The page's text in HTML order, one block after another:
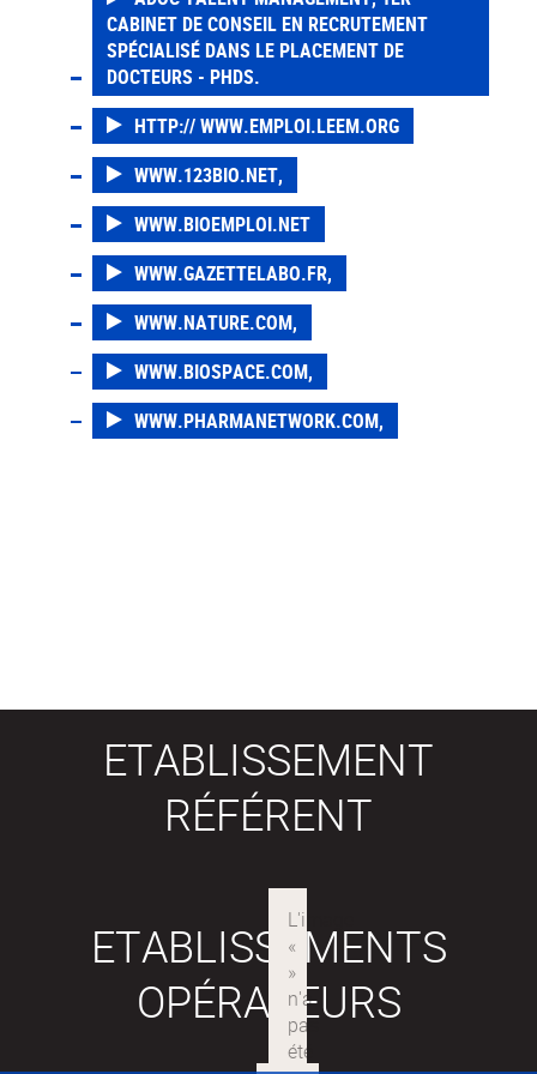
CABINET DE CONSEIL EN RECRUTEMENT
SPÉCIALISÉ DANS LE PLACEMENT DE
DOCTEURS - PHDS.
HTTP:// WWW.EMPLOI.LEEM.ORG
WWW.123BIO.NET,
WWW.BIOEMPLOI.NET
WWW.GAZETTELABO.FR,
WWW.NATURE.COM,
WWW.BIOSPACE.COM,
WWW.PHARMANETWORK.COM,
ETABLISSEMENT
RÉFÉRENT
ETABLISSEMENTS
OPÉRATEURS